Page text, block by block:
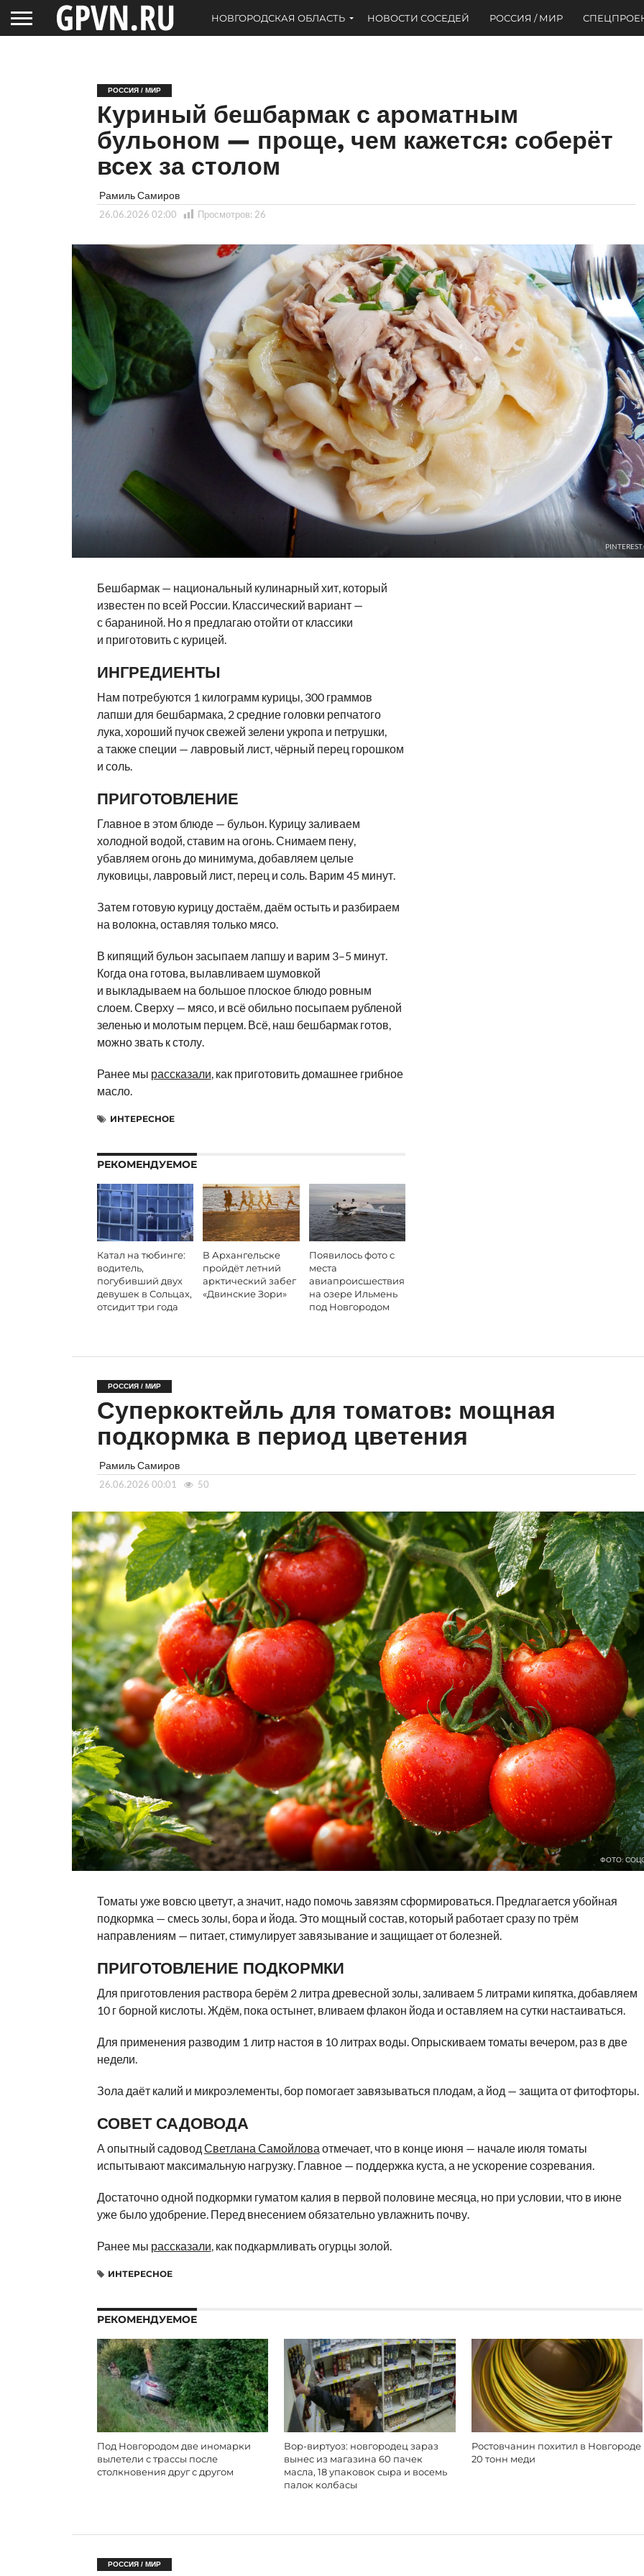
НОВГОРОДСКАЯ ОБЛАСТЬ НОВОСТИ СОСЕДЕЙ РОССИЯ / МИР
РОССИЯ / МИР
Куриный бешбармак с ароматным
бульоном — проще, чем кажется: соберёт
всех за столом
Рамиль Самиров
26.06.2026 02:00 Просмотров: 26
Бешбармак — национальный кулинарный хит, который
известен по всей России. Классический вариант —
с бараниной. Но я предлагаю отойти от классики
и приготовить с курицей.
ИНГРЕДИЕНТЫ
Нам потребуются 1 килограмм курицы, 300 граммов
лапши для бешбармака, 2 средние головки репчатого
лука, хороший пучок свежей зелени укропа и петрушки,
а также специи — лавровый лист, чёрный перец горошком
и соль.
ПРИГОТОВЛЕНИЕ
Главное в этом блюде — бульон. Курицу заливаем
холодной водой, ставим на огонь. Снимаем пену,
убавляем огонь до минимума, добавляем целые
луковицы, лавровый лист, перец и соль. Варим 45 минут.
Затем готовую курицу достаём, даём остыть и разбираем
на волокна, оставляя только мясо.
В кипящий бульон засыпаем лапшу и варим 3–5 минут.
Когда она готова, вылавливаем шумовкой
и выкладываем на большое плоское блюдо ровным
слоем. Сверху — мясо, и всё обильно посыпаем рубленой
зеленью и молотым перцем. Всё, наш бешбармак готов,
можно звать к столу.
Ранее мы рассказали , как приготовить домашнее грибное
масло.
ИНТЕРЕСНОЕ
РЕКОМЕНДУЕМОЕ
Катал на тюбинге:
водитель,
погубивший двух
девушек в Сольцах,
отсидит три года
В Архангельске
пройдёт летний
арктический забег
«Двинские Зори»
Появилось фото с
места
авиапроисшествия
на озере Ильмень
под Новгородом
РОССИЯ / МИР
Суперкоктейль для томатов: мощная
подкормка в период цветения
Рамиль Самиров
26.06.2026 00:01 50
ФОТО:
Томаты уже вовсю цветут, а значит, надо помочь завязям сформироваться. Предлагается убойная
подкормка — смесь золы, бора и йода. Это мощный состав, который работает сразу по трём
направлениям — питает, стимулирует завязывание и защищает от болезней.
ПРИГОТОВЛЕНИЕ ПОДКОРМКИ
Для приготовления раствора берём 2 литра древесной золы, заливаем 5 литрами кипятка, добавляем
10 г борной кислоты. Ждём, пока остынет, вливаем флакон йода и оставляем на сутки настаиваться.
Для применения разводим 1 литр настоя в 10 литрах воды. Опрыскиваем томаты вечером, раз в две
недели.
Зола даёт калий и микроэлементы, бор помогает завязываться плодам, а йод — защита от фитофторы.
СОВЕТ САДОВОДА
А опытный садовод Светлана Самойлова отмечает, что в конце июня — начале июля томаты
испытывают максимальную нагрузку. Главное — поддержка куста, а не ускорение созревания.
Достаточно одной подкормки гуматом калия в первой половине месяца, но при условии, что в июне
уже было удобрение. Перед внесением обязательно увлажнить почву.
Ранее мы рассказали, как подкармливать огурцы золой.
ИНТЕРЕСНОЕ
РЕКОМЕНДУЕМОЕ
Под Новгородом две иномарки
вылетели с трассы после
столкновения друг с другом
Вор-виртуоз: новгородец зараз
вынес из магазина 60 пачек
масла, 18 упаковок сыра и восемь
палок колбасы
Ростовчанин похитил в Новгороде
20 тонн меди
РОССИЯ / МИР